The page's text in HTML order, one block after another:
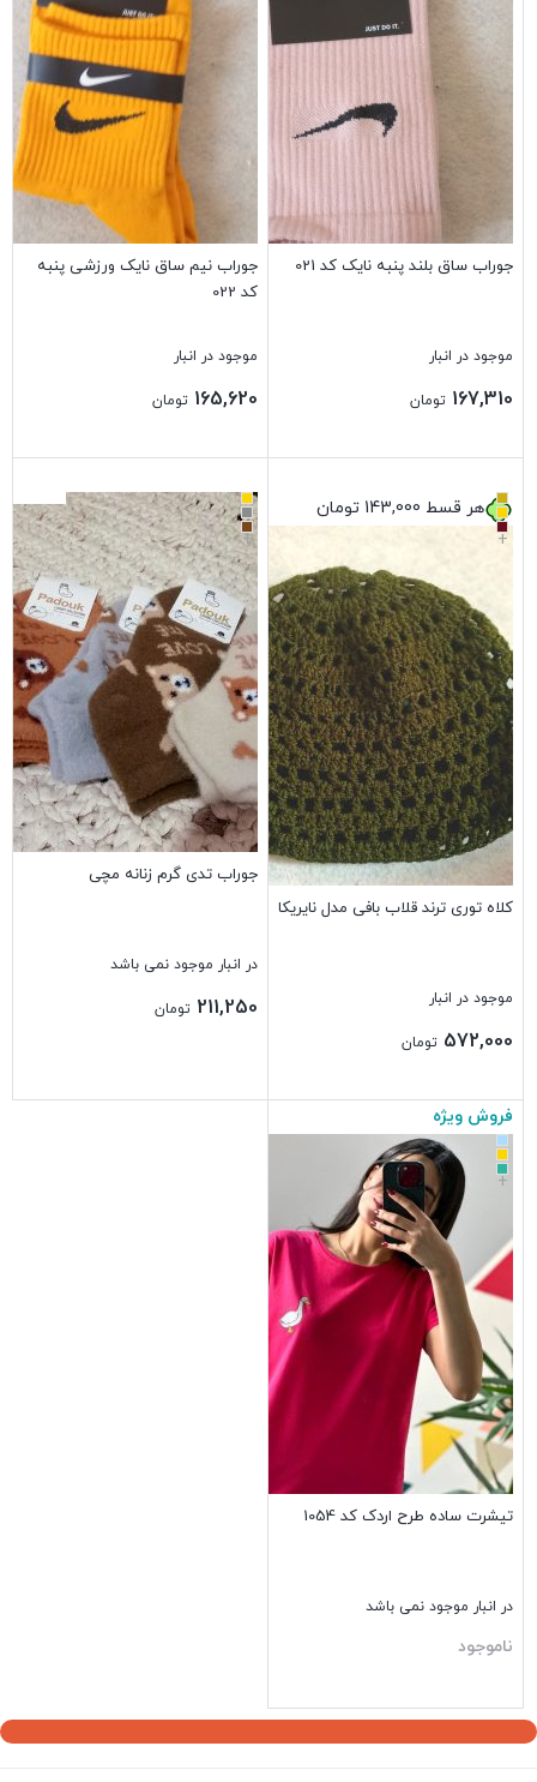
جوراب ساق بلند پنبه نایک کد 021
موجود در انبار
167,310 تومان
جوراب نیم ساق نایک ورزشی پنبه
کد 022
موجود در انبار
165,620 تومان
هر قسط 143,000 تومان
کلاه توری ترند قلاب بافی مدل نایریکا
موجود در انبار
572,000 تومان
بستن
+
جوراب تدی گرم زنانه مچی
در انبار موجود نمی باشد
211,250 تومان
+
فروش ویژه
تیشرت ساده طرح اردک کد 1054
در انبار موجود نمی باشد
ناموجود
+